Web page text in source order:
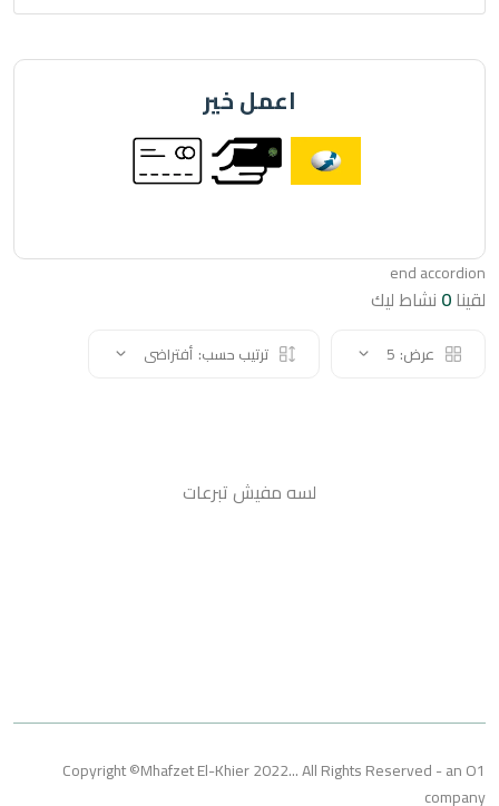
اعمل خير
end
نشاط ليك
عرض: 5 ترتيب حسب: أفتراضى
لسه مفيش تبرعات
Copyright ©Mhafzet El-Khier 2022... All Rights Reserved